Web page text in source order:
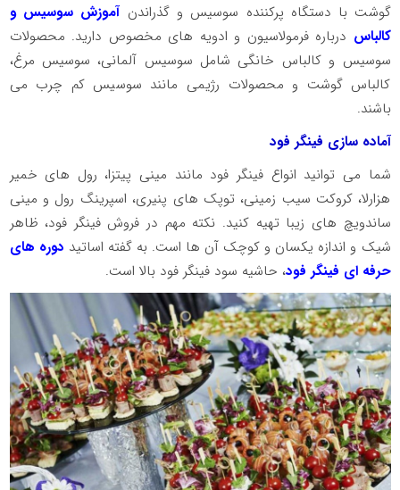
گوشت با دستگاه پرکننده سوسیس و گذراندن آموزش سوسیس و
کالباس درباره فرمولاسیون و ادویه های مخصوص دارید. محصولات
سوسیس و کالباس خانگی شامل سوسیس آلمانی، سوسیس مرغ،
کالباس گوشت و محصولات رژیمی مانند سوسیس کم چرب می
باشند.
آماده سازی فینگر فود
شما می توانید انواع فینگر فود مانند مینی پیتزا، رول های خمیر
هزارلا، کروکت سیب زمینی، توپک های پنیری، اسپرینگ رول و مینی
ساندویچ های زیبا تهیه کنید. نکته مهم در فروش فینگر فود، ظاهر
شیک و اندازه یکسان و کوچک آن ها است. به گفته اساتید دوره های
حرفه ای فینگر فود، حاشیه سود فینگر فود بالا است.